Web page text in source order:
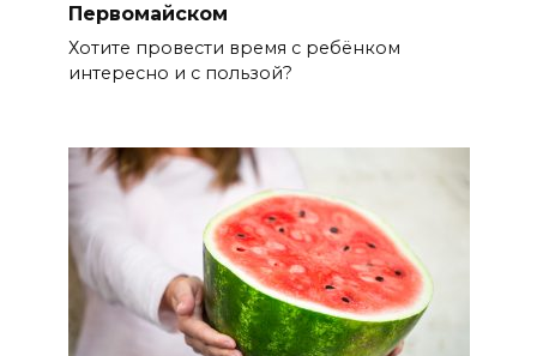
Первомайском
Хотите провести время с ребёнком
интересно и с пользой?